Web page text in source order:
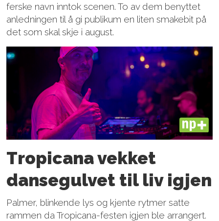
ferske navn inntok scenen. To av dem benyttet
anledningen til å gi publikum en liten smakebit på
det som skal skje i august.
PLUS
Tropicana vekket
dansegulvet til liv igjen
Palmer, blinkende lys og kjente rytmer satte
rammen da Tropicana-festen igjen ble arrangert.